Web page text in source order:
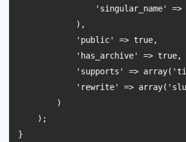
'singular_name' =>
            ),
            'public' => true,
            'has_archive' => true,
'supports' =>
'rewrite' =>
        )
    );
}